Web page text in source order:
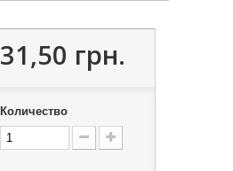
31,50 грн.
Количество